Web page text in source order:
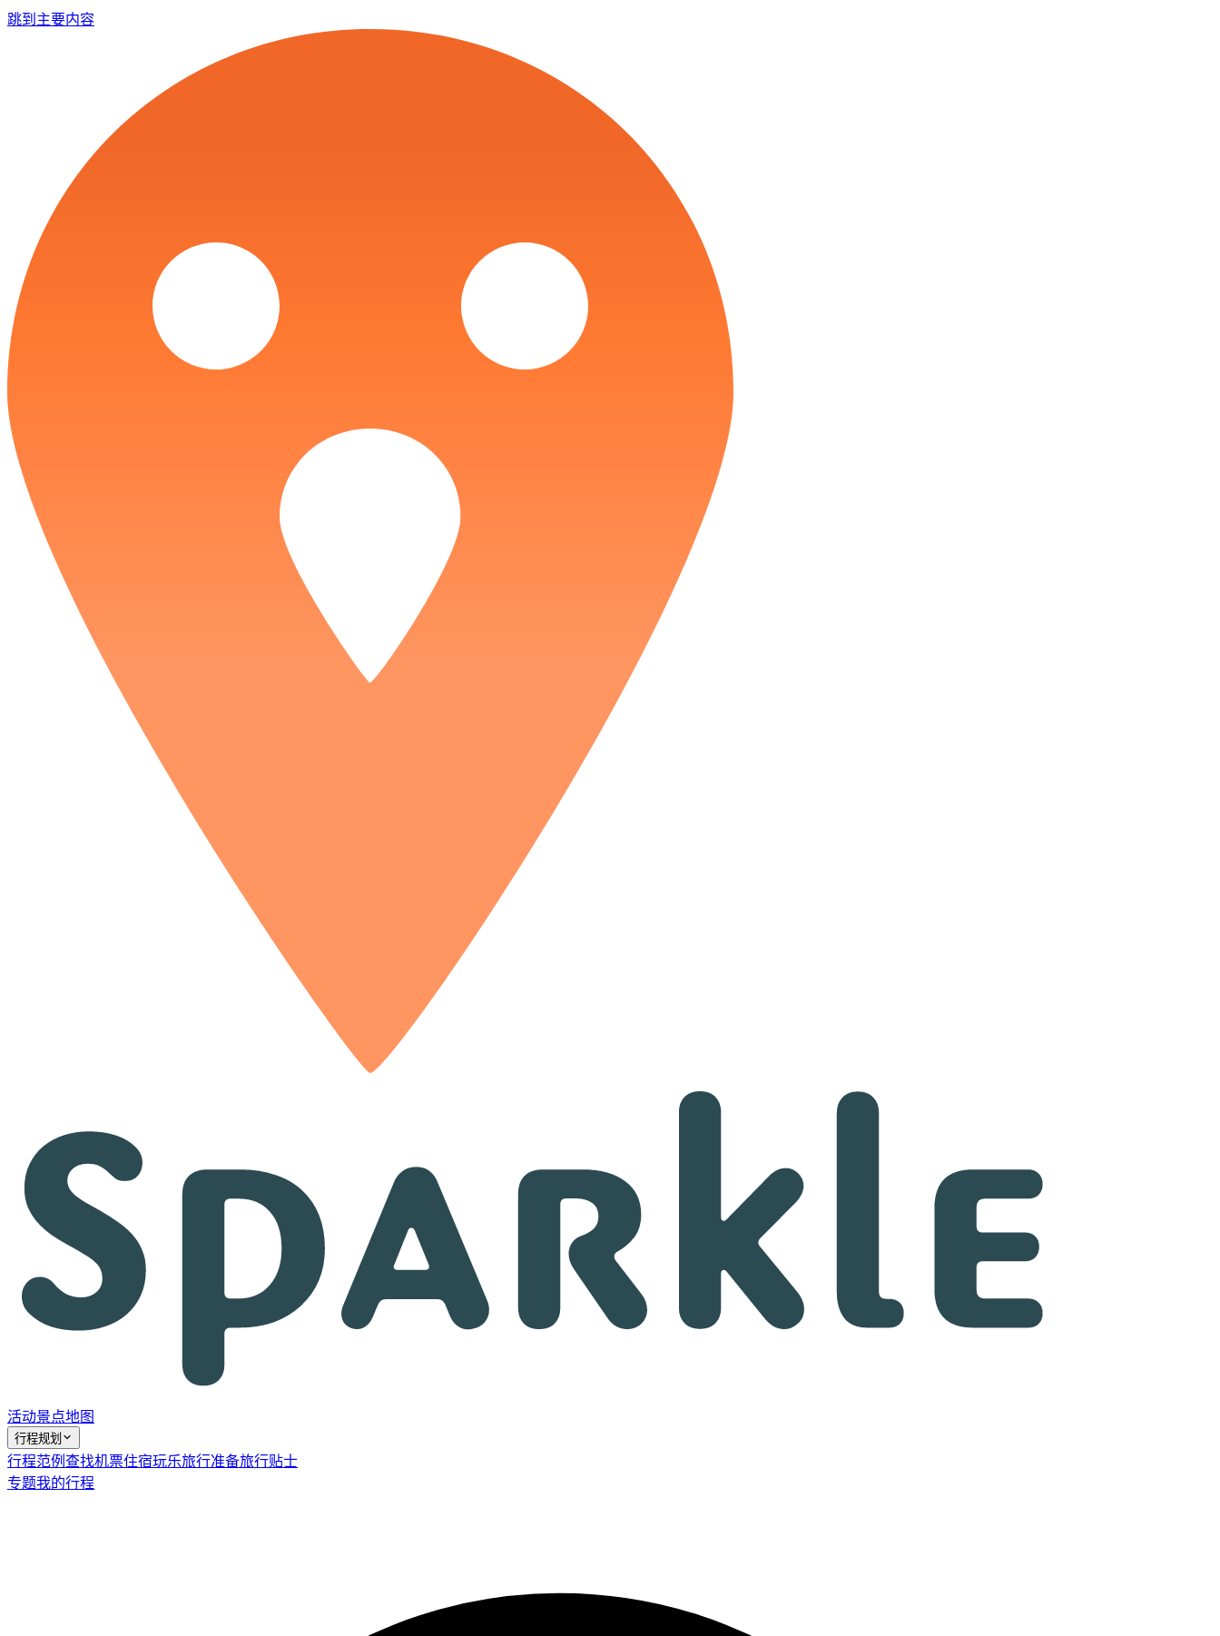
跳到主要内容
活动景点地图
行程规划
行程范例 查找机票住宿玩乐旅行准备旅行贴士
专题我的行程